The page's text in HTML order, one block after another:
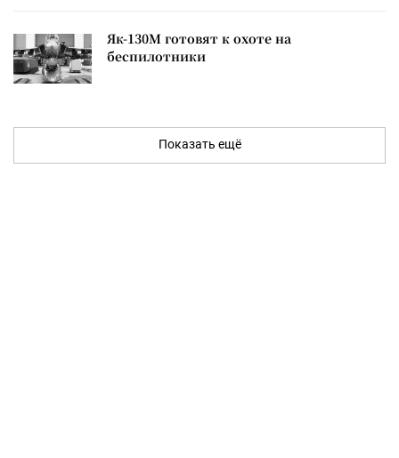
Як-130М готовят к охоте на
беспилотники
Показать ещё